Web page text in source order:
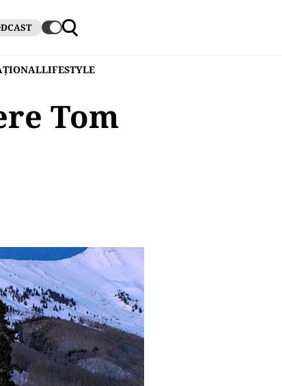
LIFESTYLE
Tom